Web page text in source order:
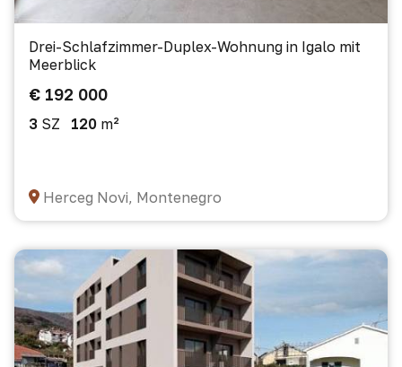
Drei-Schlafzimmer-Duplex-Wohnung in Igalo mit
Meerblick
€ 192 000
3 SZ 120 m²
Herceg Novi, Montenegro